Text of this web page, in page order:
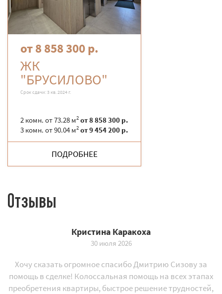
от 8 858 300 р.
ЖК
"БРУСИЛОВО"
Срок сдачи: 3 кв. 2024 г.
2 комн. от 73.28 м2 от 8 858 300 р.
3 комн. от 90.04 м2 от 9 454 200 р.
ПОДРОБНЕЕ
Отзывы
Кристина Каракоха
30 июля 2026
Хочу сказать огромное спасибо Дмитрию Сизову за
помощь в сделке! Колоссальная помощь на всех этапах
преобретения квартиры, быстрое решение трудностей,